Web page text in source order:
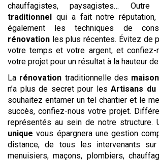
chauffagistes, paysagistes…
traditionnel qui a fait notre réputation,
également les techniques de
rénovation les plus récentes. Évitez de
votre temps et votre argent, et confiez-
votre projet pour un résultat à la hauteur
La rénovation traditionnelle des
n’a plus de secret pour les Artisans du
souhaitez entamer un tel chantier et le
succès, confiez-nous votre projet.
représentés au sein de notre structure.
unique vous épargnera une gestion
distance, de tous les intervenants
menuisiers, maçons, plombiers,